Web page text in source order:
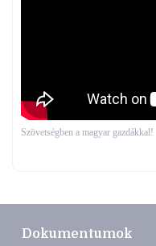
Szövetségben a magyar gazdákkal!
Dokumentumok